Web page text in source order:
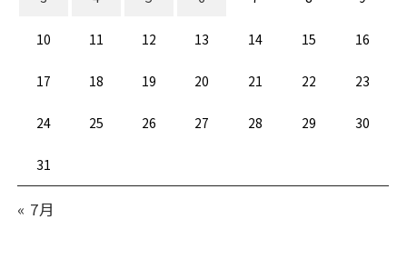
10 11 12 13 14 15 16
17 18 19 20 21 22 23
24 25 26 27 28 29 30
31
« 7月